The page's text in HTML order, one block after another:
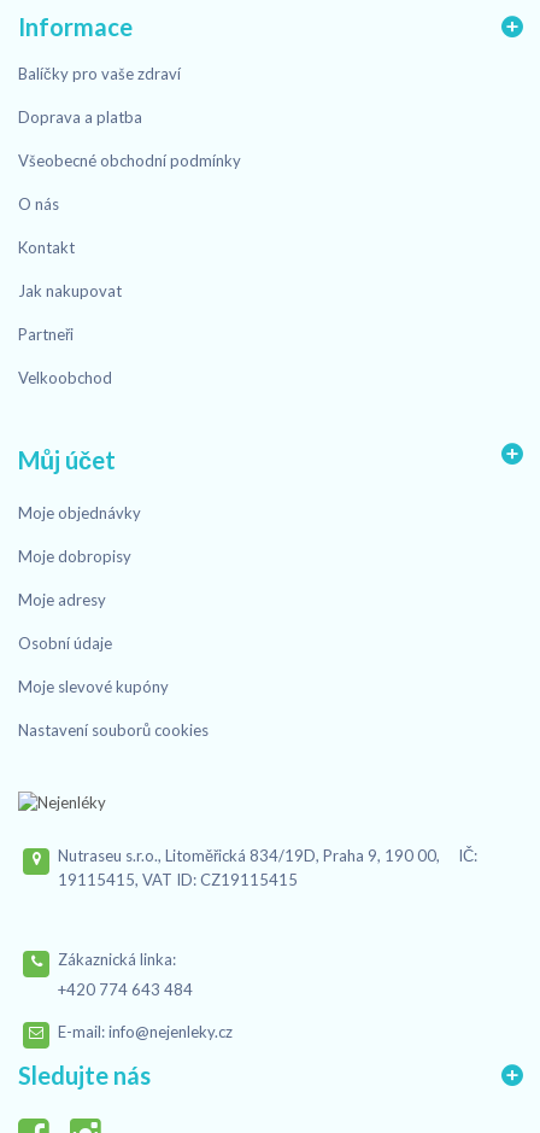
Informace
Balíčky pro vaše zdraví
Doprava a platba
Všeobecné obchodní podmínky
O nás
Kontakt
Jak nakupovat
Partneři
Velkoobchod
Můj účet
Moje objednávky
Moje dobropisy
Moje adresy
Osobní údaje
Moje slevové kupóny
Nastavení souborů cookies
Nutraseu s.r.o., Litoměřická 834/19D, Praha 9, 190 00, IČ:
19115415, VAT ID: CZ19115415
Zákaznická linka:
+420 774 643 484
E-mail:info@nejenleky.cz
Sledujte nás